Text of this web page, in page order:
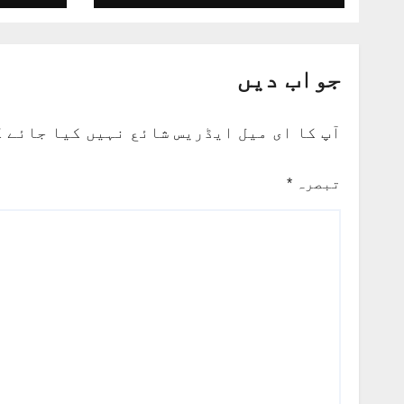
جواب دیں
آپ کا ای میل ایڈریس شائع نہیں کیا جائے
تبصرہ *